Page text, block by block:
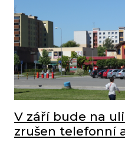
V září bude na
zrušen telefonní